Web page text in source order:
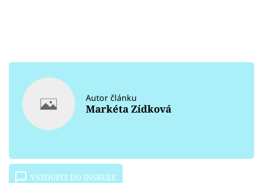
Autor článku
Markéta Zídková
VSTOUPIT DO DISKUZE